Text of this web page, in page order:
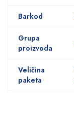
Barkod
Grupa
proizvoda
Veličina
paketa